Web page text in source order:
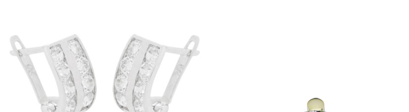
Mistique Love
Zásnubné prstne z kolekcie Mistique Love.